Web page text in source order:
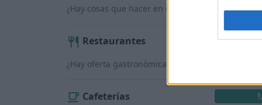
¿Hay cosas que hacer en Canberra?
Restaurantes
¿Hay oferta gastronómica?
Cafeterías